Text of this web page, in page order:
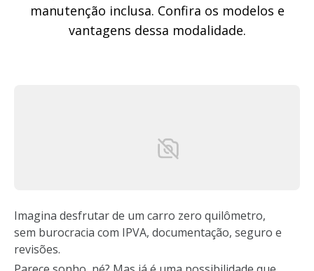
manutenção inclusa. Confira os modelos e
vantagens dessa modalidade.
Imagina desfrutar de um carro zero quilômetro,
sem burocracia com IPVA, documentação, seguro e
revisões.